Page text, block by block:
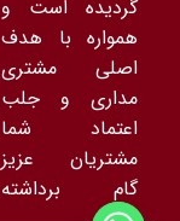
گردیده است و
همواره با هدف
اصلی مشتری
مداری و جلب
اعتماد شما
مشتریان عزیز
گام برداشته